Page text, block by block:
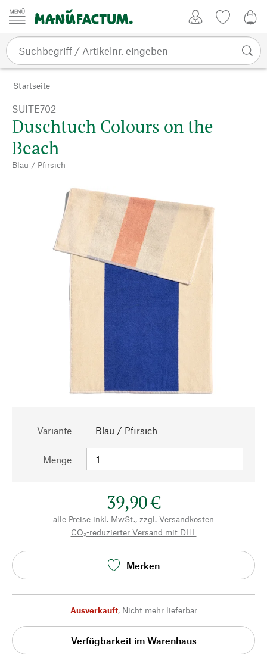
Zum Inhalt springen
Startseite
SUITE702
Duschtuch Colours on the
Beach
Blau / Pfirsich
Variante Blau / Pfirsich
Menge
39,90 €
alle Preise inkl. MwSt., zzgl. Versandkosten
CO₂-reduzierter Versand mit DHL
Merken
Ausverkauft, Nicht mehr lieferbar
Verfügbarkeit im Warenhaus